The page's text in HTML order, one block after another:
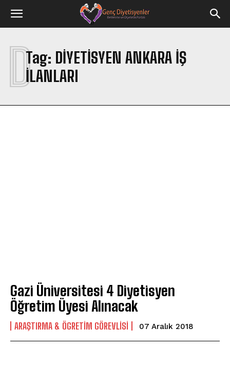
Tag: DIYETISYEN ANKARA IŞ
ILANLARI
D
Gazi Üniversitesi 4 Diyetisyen
Öğretim Üyesi Alınacak
ARAŞTIRMA & ÖGRETIM GÖREVLISI 07 Aralık 2018